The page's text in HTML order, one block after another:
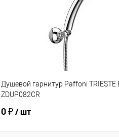
Душевой гарнитур Paffoni TRIESTE
ZDUP082CR
0 ₽/ шт